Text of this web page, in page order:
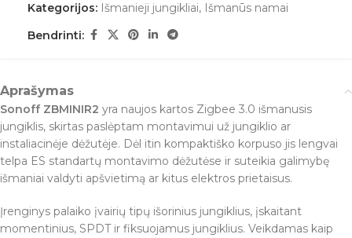
Kategorijos: Išmanieji jungikliai, Išmanūs namai
Bendrinti:
Aprašymas
Sonoff ZBMINIR2 yra naujos kartos Zigbee 3.0 išmanusis
jungiklis, skirtas paslėptam montavimui už jungiklio ar
instaliacinėje dėžutėje. Dėl itin kompaktiško korpuso jis lengvai
telpa ES standartų montavimo dėžutėse ir suteikia galimybę
išmaniai valdyti apšvietimą ar kitus elektros prietaisus.
Įrenginys palaiko įvairių tipų išorinius jungiklius, įskaitant
momentinius, SPDT ir fiksuojamus jungiklius. Veikdamas kaip